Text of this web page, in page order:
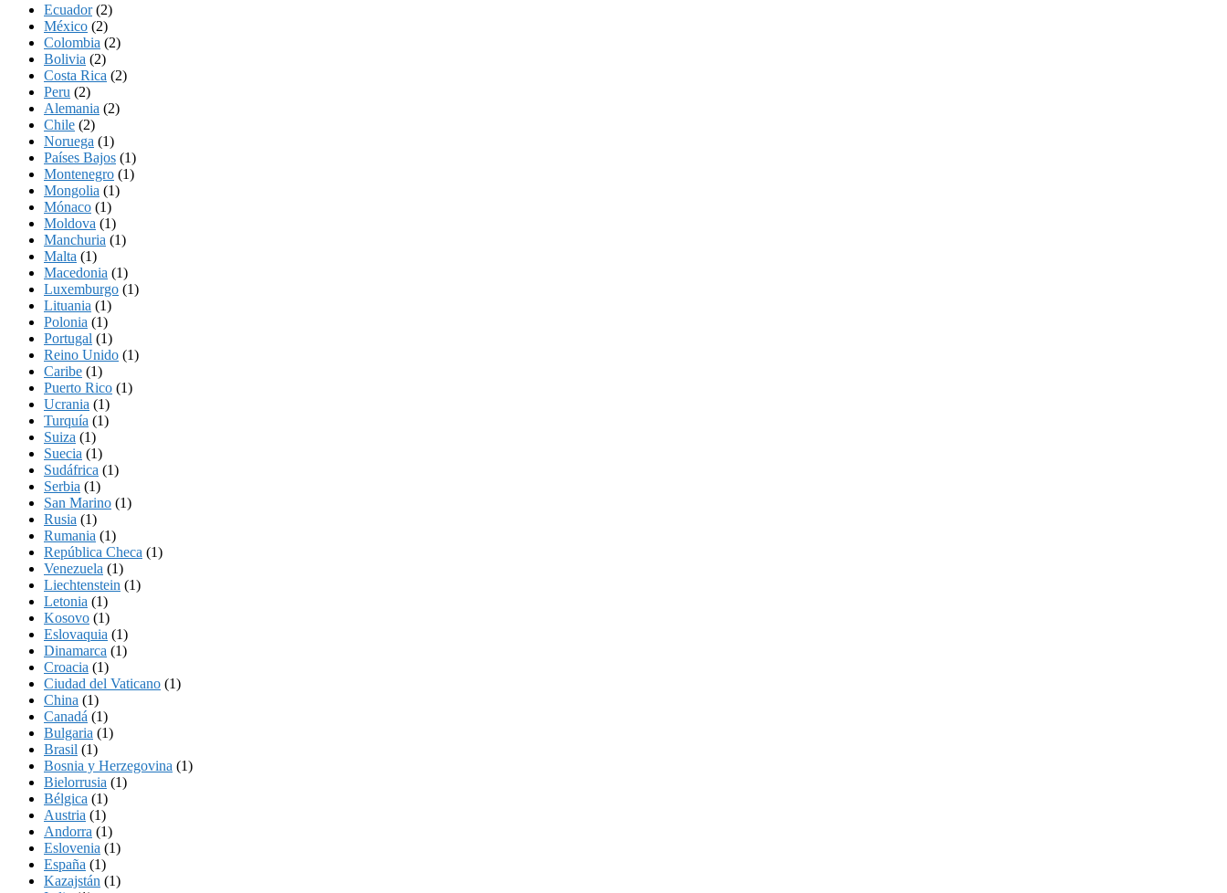
Ecuador(2)
México (2)
Colombia (2)
Bolivia (2)
Costa Rica (2)
Peru (2)
Alemania (2)
Chile (2)
Noruega (1)
Países Bajos (1)
Montenegro (1)
Mongolia (1)
Mónaco (1)
Moldova (1)
Manchuria (1)
Malta (1)
Macedonia (1)
Luxemburgo (1)
Lituania (1)
Polonia (1)
Portugal (1)
Reino Unido (1)
Caribe (1)
Puerto Rico (1)
Ucrania (1)
Turquía (1)
Suiza (1)
Suecia (1)
Sudáfrica (1)
Serbia (1)
San Marino (1)
Rusia (1)
Rumania (1)
República Checa (1)
Venezuela (1)
Liechtenstein (1)
Letonia (1)
Kosovo (1)
Eslovaquia (1)
Dinamarca (1)
Croacia (1)
Ciudad del Vaticano (1)
China (1)
Canadá (1)
Bulgaria (1)
Brasil (1)
Bosnia y Herzegovina (1)
Bielorrusia (1)
Bélgica (1)
Austria (1)
Andorra (1)
Eslovenia (1)
España (1)
Kazajstán (1)